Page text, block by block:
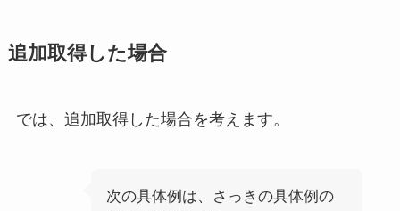
追加取得した場合
では、追加取得した場合を考えます。
次の具体例は、さっきの具体例の